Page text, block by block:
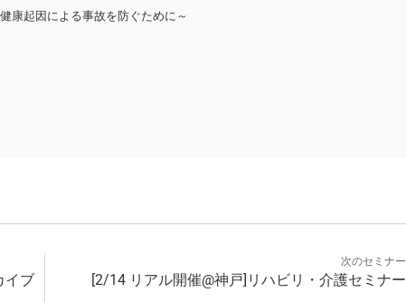
康起因による事故を防ぐために～
イブ
次のセミナー
[2/14 リアル開催@神戸]リハビリ・介護セミナー